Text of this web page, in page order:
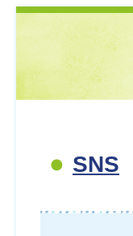
SNS